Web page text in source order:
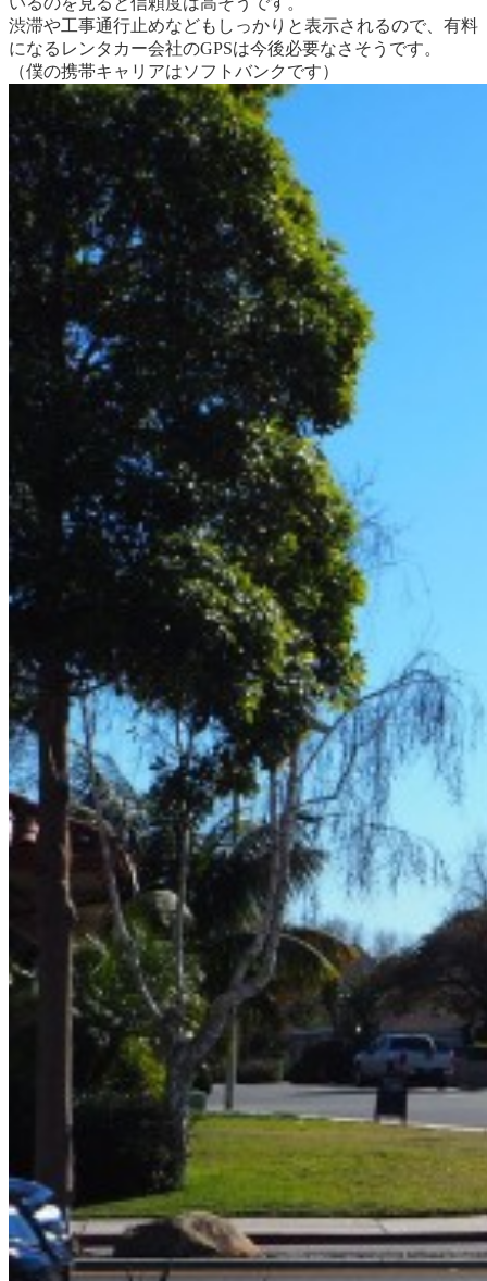
渋滞や工事通行止めなどもしっかりと表示されるので、有料
になるレンタカー会社のGPSは今後必要なさそうです。
（僕の携帯キャリアはソフトバンクです）